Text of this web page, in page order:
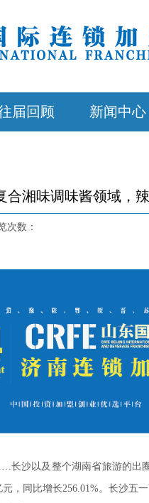
届回顾 新闻中心
合湘味调味酱领域，
数：
沙以及整个湖南省旅游的出
，同比增长256.01%。长沙五